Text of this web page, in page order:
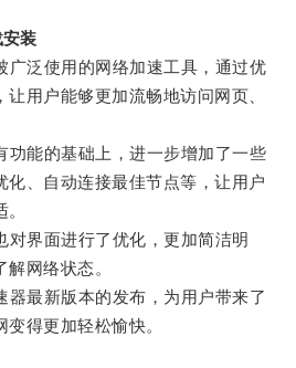
装
泛使用的网络加速工具，通过优
用户能够更加流畅地访问网页、
能的基础上，进一步增加了一些
化、自动连接最佳节点等，让用户
界面进行了优化，更加简洁明
网络状态。
最新版本的发布，为用户带来了
得更加轻松愉快。